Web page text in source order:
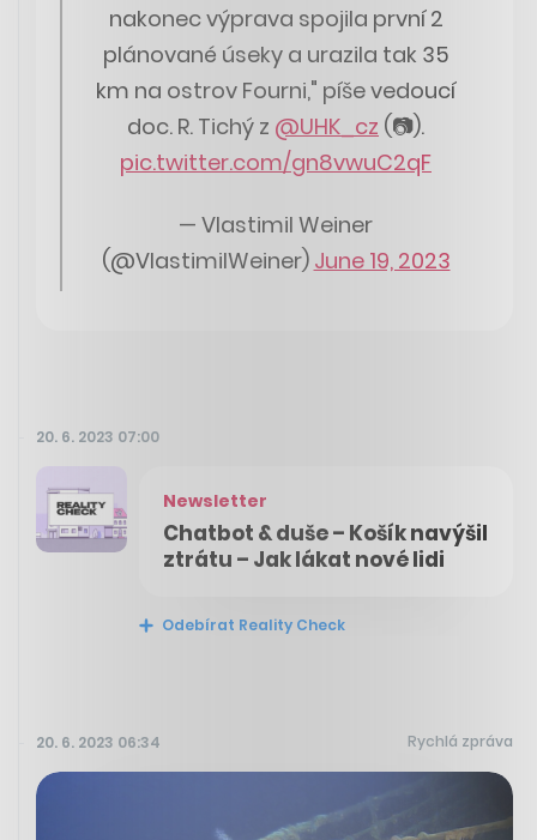
nakonec výprava spojila první 2
plánované úseky a urazila tak 35
km na ostrov Fourni," píše vedoucí
doc. R. Tichý z @UHK_cz (📷).
pic.twitter.com/gn8vwuC2qF
— Vlastimil Weiner
(@VlastimilWeiner) June 19, 2023
20. 6. 2023 07:00
Newsletter
Chatbot & duše – Košík navýšil
ztrátu – Jak lákat nové lidi
Odebírat Reality Check
20. 6. 2023 06:34 Rychlá zpráva